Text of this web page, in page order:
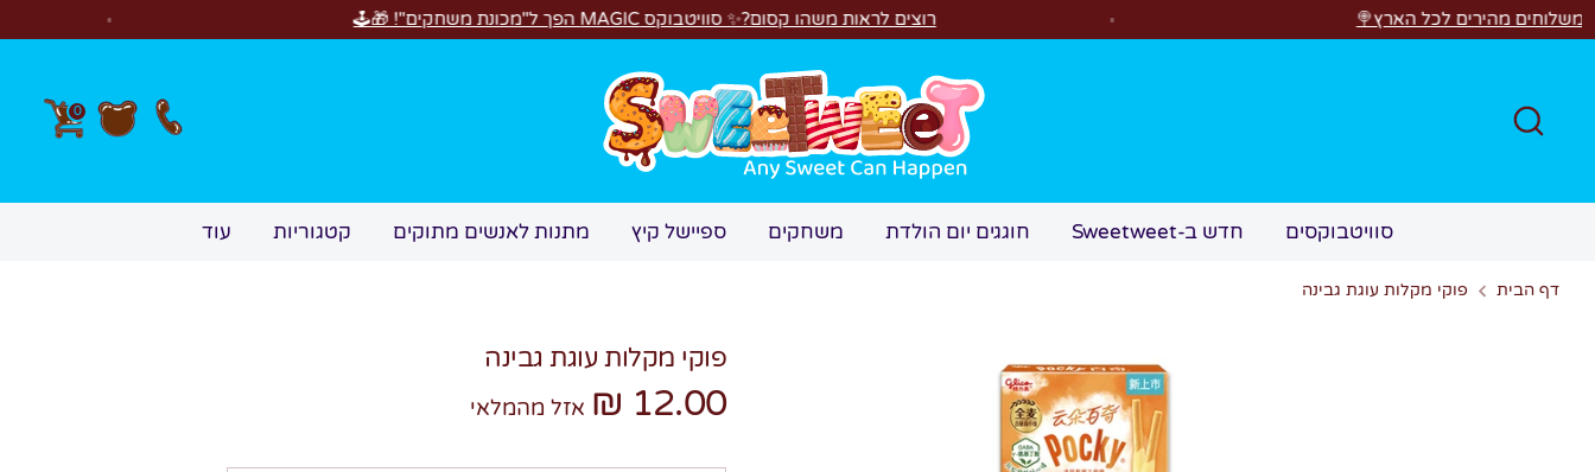
דלגלכל הארץ🍭 רוצים לראות משהו קסום?✨ סוויטבוקס MAGIC הפך ל"מכונת משחקים"! 🎁🕹️
חיפוש 0
סוויטבוקסים חדש ב-Sweetweet חוגגים יום הולדת משחקים ספיישל קיץ מתנות לאנשים מתוקים קטגוריות עוד
דף הבית פוקי מקלות עוגת גבינה
פוקי מקלות עוגת גבינה
12.00 ₪ אזל מהמלאי